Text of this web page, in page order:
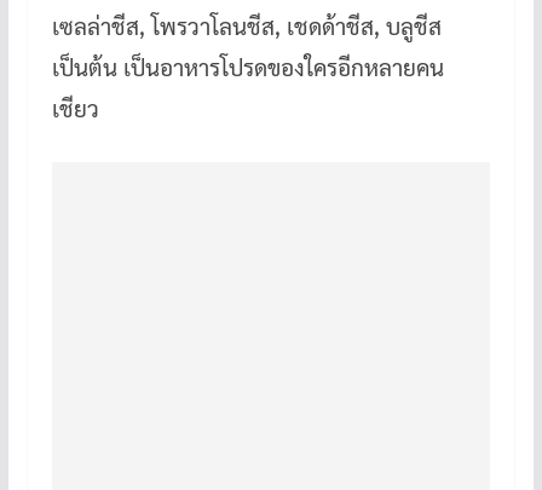
เซลล่าชีส, โพรวาโลนชีส, เชดด้าชีส, บลูชีส
เป็นต้น เป็นอาหารโปรดของใครอีกหลายคน
เชียว